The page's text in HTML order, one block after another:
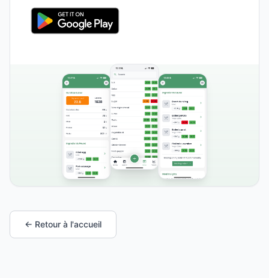
← Retour à l'accueil